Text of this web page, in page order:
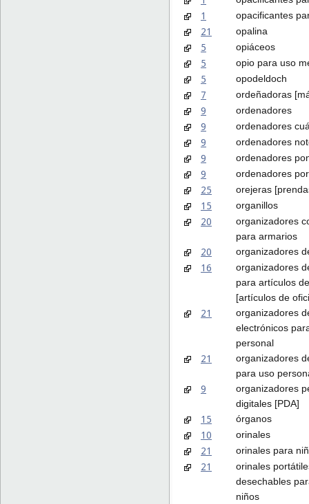
1 opacificantes
21 opalina
5 opiáceos
5 opio para uso
5 opodeldoch
7 ordeñadoras
9 ordenadores
9 ordenadores
9 ordenadores
9 ordenadores
9 ordenadores
25 orejeras
15 organillos
20
organizadores
para armarios
20 organizadores
16
organizadores
para artículos
[artículos de
21
organizadores
electrónicos
personal
21
organizadores
para uso
9
organizadores
digitales [PDA]
15 órganos
10 orinales
21 orinales para
21
orinales
desechables
niños